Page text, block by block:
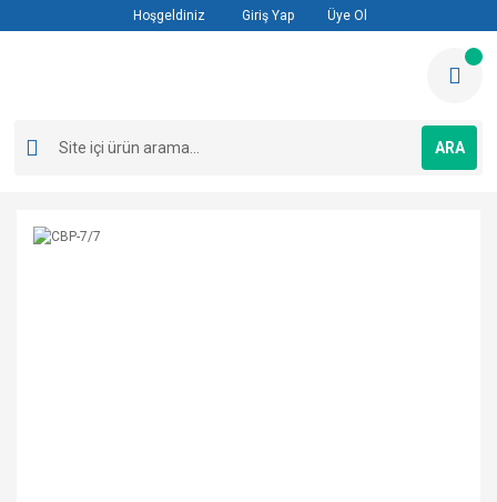
Hoşgeldiniz Giriş Yap Üye Ol
ARA